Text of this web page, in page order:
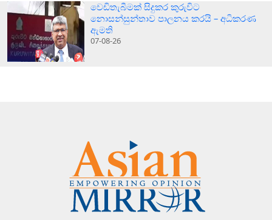
වෙඩිතැබීමක් සිදුකර කුරුවිට
නොසන්සුන්තාව පාලනය කරයි – අධිකරණ
ඇමති
07-08-26